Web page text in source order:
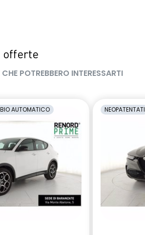
offerte
POTREBBERO INTERESSARTI
AUTOMATICO NEOPATENTATI